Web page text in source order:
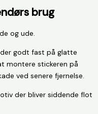
brug
og ude.
godt fast på glatte
montere stickeren på
ved senere fjernelse.
der bliver siddende flot